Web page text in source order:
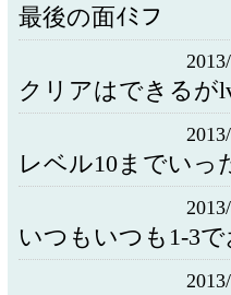
最後の面ｲﾐフ
クリアはできるが
レベル10までいっ
いつもいつも1-3